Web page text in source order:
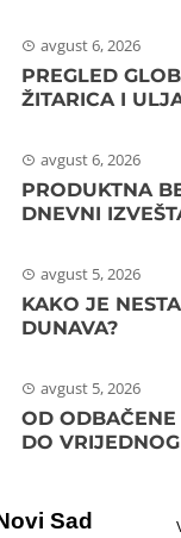
avgust 6, 2026
PREGLED
ŽITARICA I
avgust 6, 2026
PRODUKTNA
DNEVNI
avgust 5, 2026
KAKO JE
DUNAVA?
avgust 5, 2026
OD
DO